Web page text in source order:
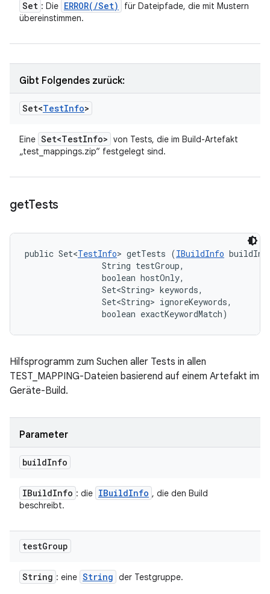
Set : Die ERROR( /Set)
für Dateipfade, die mit Mustern
übereinstimmen.
Gibt Folgendes zurück:
Set<TestInfo>
Eine Set<TestInfo> von Tests, die im Build-Artefakt
„test_mappings.zip“ festgelegt sind.
getTests
public Set<TestInfo> getTests (IBuildInfo
                String testGroup,
                boolean hostOnly,
                Set<String> keywords,
                Set<String> ignoreKeywords,
                boolean exactKeywordMatch)
Hilfsprogramm zum Suchen aller Tests in allen
TEST_MAPPING-Dateien basierend auf einem Artefakt im
Geräte-Build.
Parameter
buildInfo
IBuildInfo : die IBuildInfo , die den Build
beschreibt.
testGroup
String : eine String der Testgruppe.